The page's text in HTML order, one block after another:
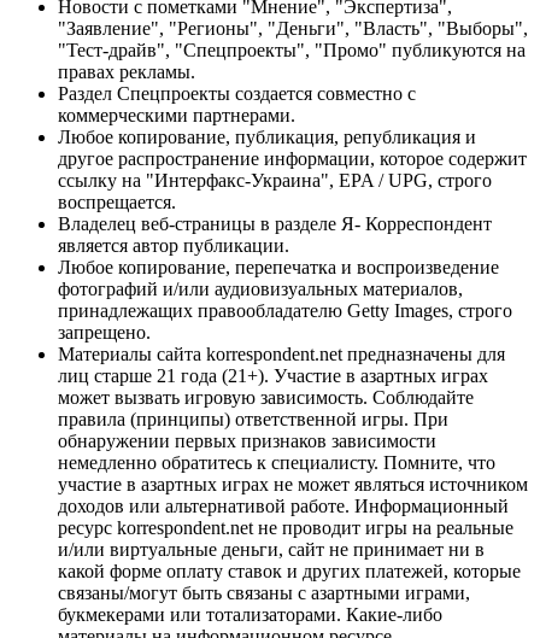
Новости с пометками "Мнение", "Экспертиза",
"Заявление", "Регионы", "Деньги", "Власть", "Выборы",
"Тест-драйв", "Спецпроекты", "Промо" публикуются на
правах рекламы.
Раздел Спецпроекты создается совместно с
коммерческими партнерами.
Любое копирование, публикация, републикация и
другое распространение информации, которое содержит
ссылку на "Интерфакс-Украина", EPA / UPG, строго
воспрещается.
Владелец веб-страницы в разделе Я- Корреспондент
является автор публикации.
Любое копирование, перепечатка и воспроизведение
фотографий и/или аудиовизуальных материалов,
принадлежащих правообладателю Getty Images, строго
запрещено.
Материалы сайта korrespondent.net предназначены для
лиц старше 21 года (21+). Участие в азартных играх
может вызвать игровую зависимость. Соблюдайте
правила (принципы) ответственной игры. При
обнаружении первых признаков зависимости
немедленно обратитесь к специалисту. Помните, что
участие в азартных играх не может являться источником
доходов или альтернативой работе. Информационный
ресурс korrespondent.net не проводит игры на реальные
и/или виртуальные деньги, сайт не принимает ни в
какой форме оплату ставок и других платежей, которые
связаны/могут быть связаны с азартными играми,
букмекерами или тотализаторами. Какие-либо